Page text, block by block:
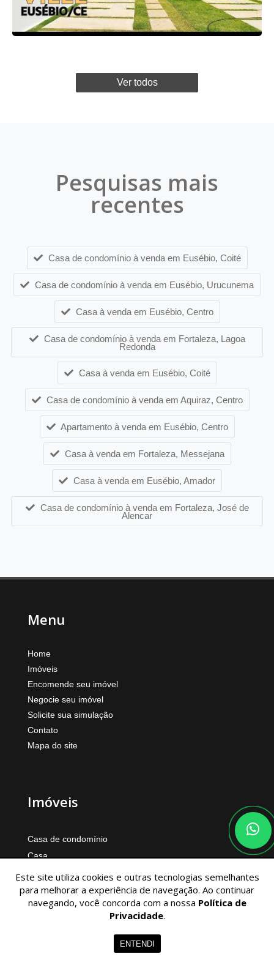
Ver todos
Pesquisas mais
recentes
Casa de condomínio à venda em Eusébio, Coité
Casa de condomínio à venda em Eusébio, Urucunema
Casa à venda em Eusébio, Centro
Casa de condomínio à venda em Fortaleza, Lagoa
Redonda
Casa à venda em Eusébio, Coité
Casa de condomínio à venda em Aquiraz, Centro
Apartamento à venda em Eusébio, Centro
Casa à venda em Fortaleza, Messejana
Casa à venda em Eusébio, Amador
Casa de condomínio à venda em Fortaleza, José de
Alencar
Menu
Home
Imóveis
Encomende seu imóvel
Negocie seu imóvel
Solicite sua simulação
Contato
Mapa do site
Imóveis
Casa de condomínio
Casa
Apartamento
Terreno
Cesar Augusto Imóveis
(85) 99985-2646 - Cesar Augusto
Este site utiliza cookies e outras tecnologias semelhantes
para melhorar a experiência de navegação. Ao continuar
navegando, você concorda com a nossa Política de
Privacidade.
ENTENDI